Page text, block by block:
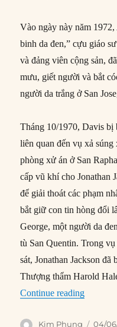
Vào ngày này năm
binh da đen,” cựu giáo
và đảng viên cộng sản,
mưu, giết người và bắt
người da trắng ở San
Tháng 10/1970, Davis
liên quan đến vụ xả
phòng xử án ở San
cấp vũ khí cho Jonathan
để giải thoát các phạm
bắt giữ con tin hòng đổi
George, một người da
tù San Quentin. Trong
sát, Jonathan Jackson
Thượng thẩm Harold
Continue reading“04/06/
Author
Kim Phụng 04/